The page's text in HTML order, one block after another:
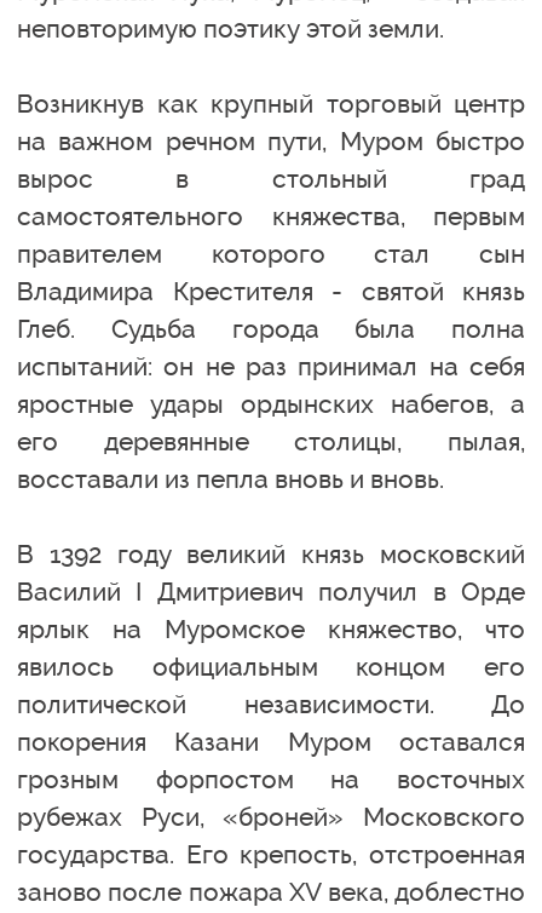
неповторимую поэтику этой земли.
Возникнув как крупный торговый центр
на важном речном пути, Муром быстро
вырос в стольный град
самостоятельного княжества, первым
правителем которого стал сын
Владимира Крестителя - святой князь
Глеб. Судьба города была полна
испытаний: он не раз принимал на себя
яростные удары ордынских набегов, а
его деревянные столицы, пылая,
восставали из пепла вновь и вновь.
В 1392 году великий князь московский
Василий I Дмитриевич получил в Орде
ярлык на Муромское княжество, что
явилось официальным концом его
политической независимости. До
покорения Казани Муром оставался
грозным форпостом на восточных
рубежах Руси, «броней» Московского
государства. Его крепость, отстроенная
заново после пожара XV века, доблестно